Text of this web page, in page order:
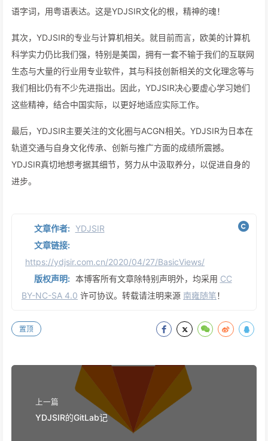
语字词，用粤语表达。这是YDJSIR文化的根，精神的魂！
其次，YDJSIR的专业与计算机相关。就目前而言，欧美的计算机
科学实力仍比我们强，特别是美国，拥有一套不输于我们的互联网
生态与大量的行业用专业软件，其与科技创新相关的文化理念等与
我们相比仍有不少先进指出。因此，YDJSIR决心要虚心学习她们
这些精神，结合中国实际，以更好地适应实际工作。
最后，YDJSIR主要关注的文化圈与ACGN相关。YDJSIR为日本在
轨道交通与自身文化传承、创新与推广方面的成绩所震撼。
YDJSIR真切地想考据其细节，努力从中汲取养分，以促进自身的
进步。
文章作者: YDJSIR
文章链接:
https://ydjsir.com.cn/2020/04/27/BasicViews/
版权声明: 本博客所有文章除特别声明外，均采用 CC
BY-NC-SA 4.0 许可协议。转载请注明来源 南雍随笔！
置顶
上一篇
YDJSIR的GitLab记